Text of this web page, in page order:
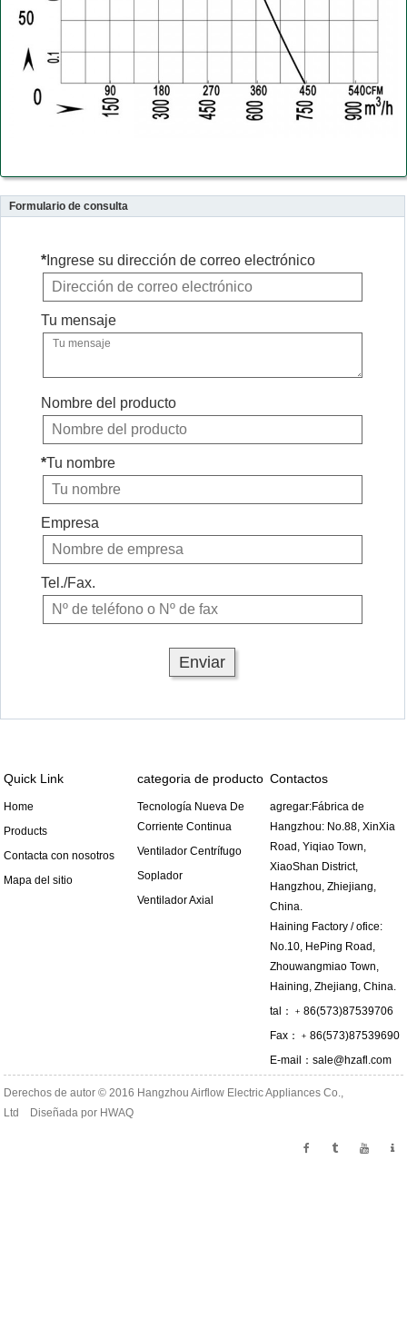
Formulario de consulta
* Ingrese su dirección de correo electrónico
Tu mensaje
Nombre del producto
*Tu nombre
Empresa
Tel./Fax.
Quick Link
Home
Products
Contacta con nosotros
Mapa del sitio
categoria de producto
Tecnología Nueva De
Corriente Continua
Ventilador Centrífugo
Soplador
Ventilador Axial
Contactos
agregar:Fábrica de
Hangzhou: No.88, XinXia
Road, Yiqiao Town,
XiaoShan District,
Hangzhou, Zhiejiang,
China.
Haining Factory / ofice:
No.10, HePing Road,
Zhouwangmiao Town,
Haining, Zhejiang, China.
tal：﹢86(573)87539706
Fax：﹢86(573)87539690
E-mail： sale@hzafl.com
Derechos de autor © 2016 Hangzhou Airflow Electric Appliances Co.,
Ltd Diseñada por HWAQ